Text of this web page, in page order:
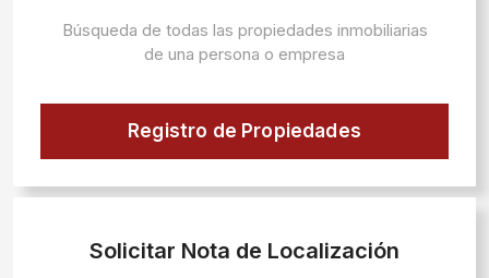
Búsqueda de todas las propiedades inmobiliarias
de una persona o empresa
Registro de Propiedades
Solicitar Nota de Localización